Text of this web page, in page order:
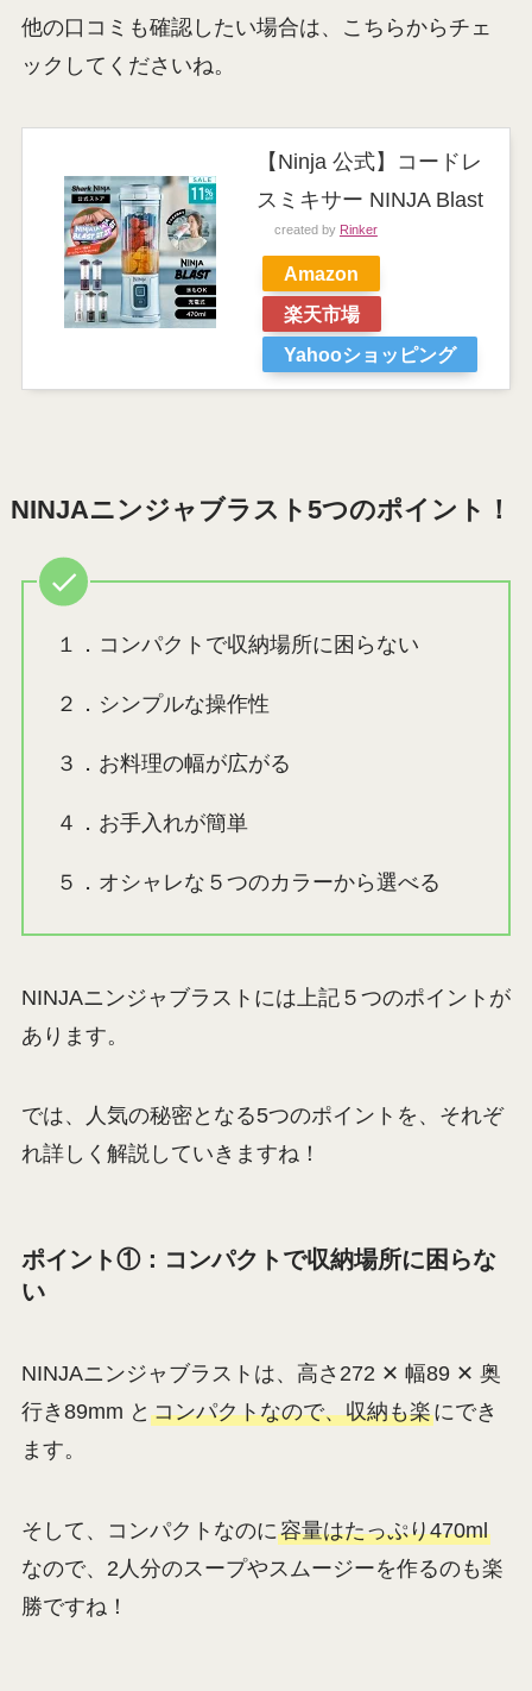
他の口コミも確認したい場合は、こちらからチェ
ックしてくださいね。
【Ninja 公式】コードレ
スミキサー NINJA Blast
created by Rinker
Amazon
楽天市場
Yahooショッピング
NINJAニンジャブラスト5つのポイント！
１．コンパクトで収納場所に困らない
２．シンプルな操作性
３．お料理の幅が広がる
４．お手入れが簡単
５．オシャレな５つのカラーから選べる
NINJAニンジャブラストには上記５つのポイントが
あります。
では、人気の秘密となる5つのポイントを、それぞ
れ詳しく解説していきますね！
ポイント①：コンパクトで収納場所に困らな
い
NINJAニンジャブラストは、高さ272 ✕ 幅89 ✕ 奥
行き89mm と コンパクトなので、収納も楽にでき
ます。
そして、コンパクトなのに容量はたっぷり470ml
なので、2人分のスープやスムージーを作るのも楽
勝ですね！